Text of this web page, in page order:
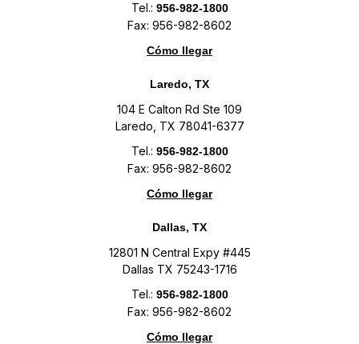
Tel.: 956-982-1800
Fax: 956-982-8602
Cómo llegar
Laredo, TX
104 E Calton Rd Ste 109
Laredo, TX 78041-6377
Tel.: 956-982-1800
Fax: 956-982-8602
Cómo llegar
Dallas, TX
12801 N Central Expy #445
Dallas TX 75243-1716
Tel.: 956-982-1800
Fax: 956-982-8602
Cómo llegar